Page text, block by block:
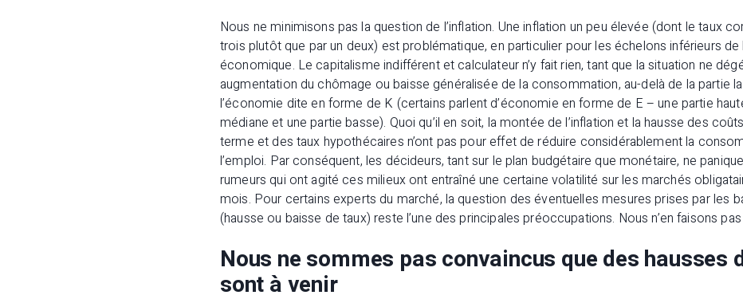
Nous ne minimisons pas la question de l’inflation. Une inflation un peu élevée (dont le taux
trois plutôt que par un deux) est problématique, en particulier pour les échelons inférieurs de
économique. Le capitalisme indifférent et calculateur n’y fait rien, tant que la situation ne
augmentation du chômage ou baisse généralisée de la consommation, au-delà de la partie
l’économie dite en forme de K (certains parlent d’économie en forme de E – une partie
médiane et une partie basse). Quoi qu’il en soit, la montée de l’inflation et la hausse des
terme et des taux hypothécaires n’ont pas pour effet de réduire considérablement la
l’emploi. Par conséquent, les décideurs, tant sur le plan budgétaire que monétaire, ne
rumeurs qui ont agité ces milieux ont entraîné une certaine volatilité sur les marchés
mois. Pour certains experts du marché, la question des éventuelles mesures prises par les
(hausse ou baisse de taux) reste l’une des principales préoccupations. Nous n’en faisons
Nous ne sommes pas convaincus que des hausses
sont à venir